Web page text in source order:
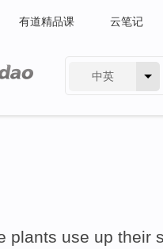
有道精品课 云笔记
中英
plants use up their